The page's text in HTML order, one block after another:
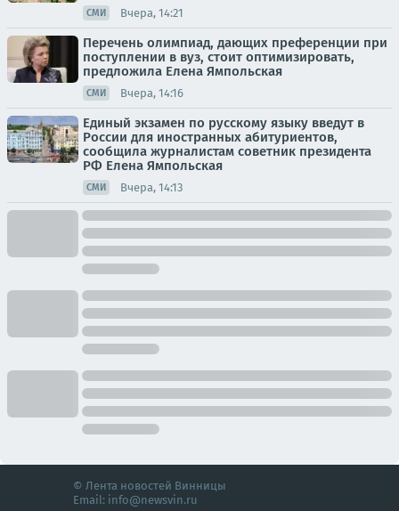
СМИ Вчера, 14:21
Перечень олимпиад, дающих преференции при
поступлении в вуз, стоит оптимизировать,
предложила Елена Ямпольская
СМИ Вчера, 14:16
Единый экзамен по русскому языку введут в
России для иностранных абитуриентов,
сообщила журналистам советник президента
РФ Елена Ямпольская
СМИ Вчера, 14:13
© Лента новостей Винницы
Email: info@newsvin.ru